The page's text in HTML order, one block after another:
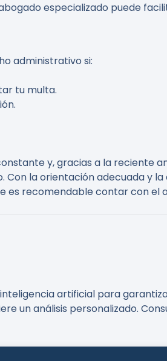
especializado puede
administrativo si:
tu multa.
y, gracias a la reciente
la orientación adecuada y
es recomendable contar con
artificial para
un análisis personalizado.